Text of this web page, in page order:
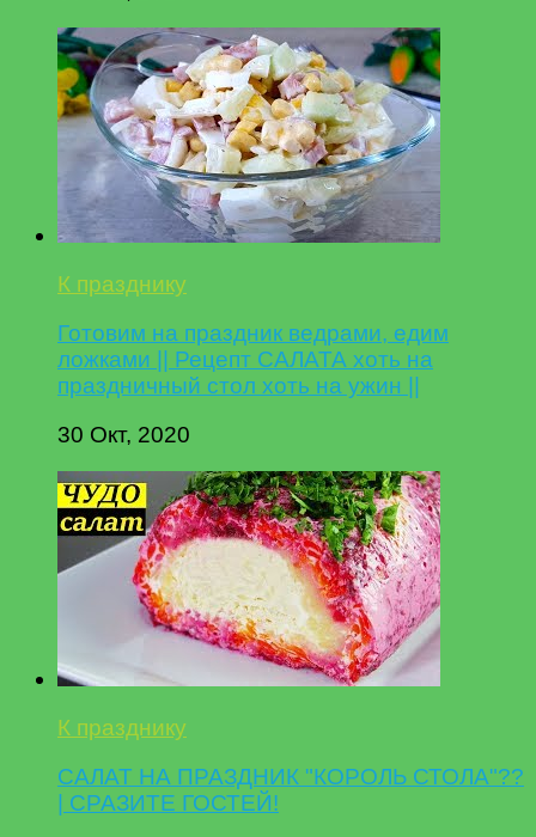
К празднику
Готовим на праздник ведрами, едим
ложками || Рецепт САЛАТА хоть на
праздничный стол хоть на ужин ||
30 Окт, 2020
К празднику
САЛАТ НА ПРАЗДНИК "КОРОЛЬ СТОЛА"??
| СРАЗИТЕ ГОСТЕЙ!